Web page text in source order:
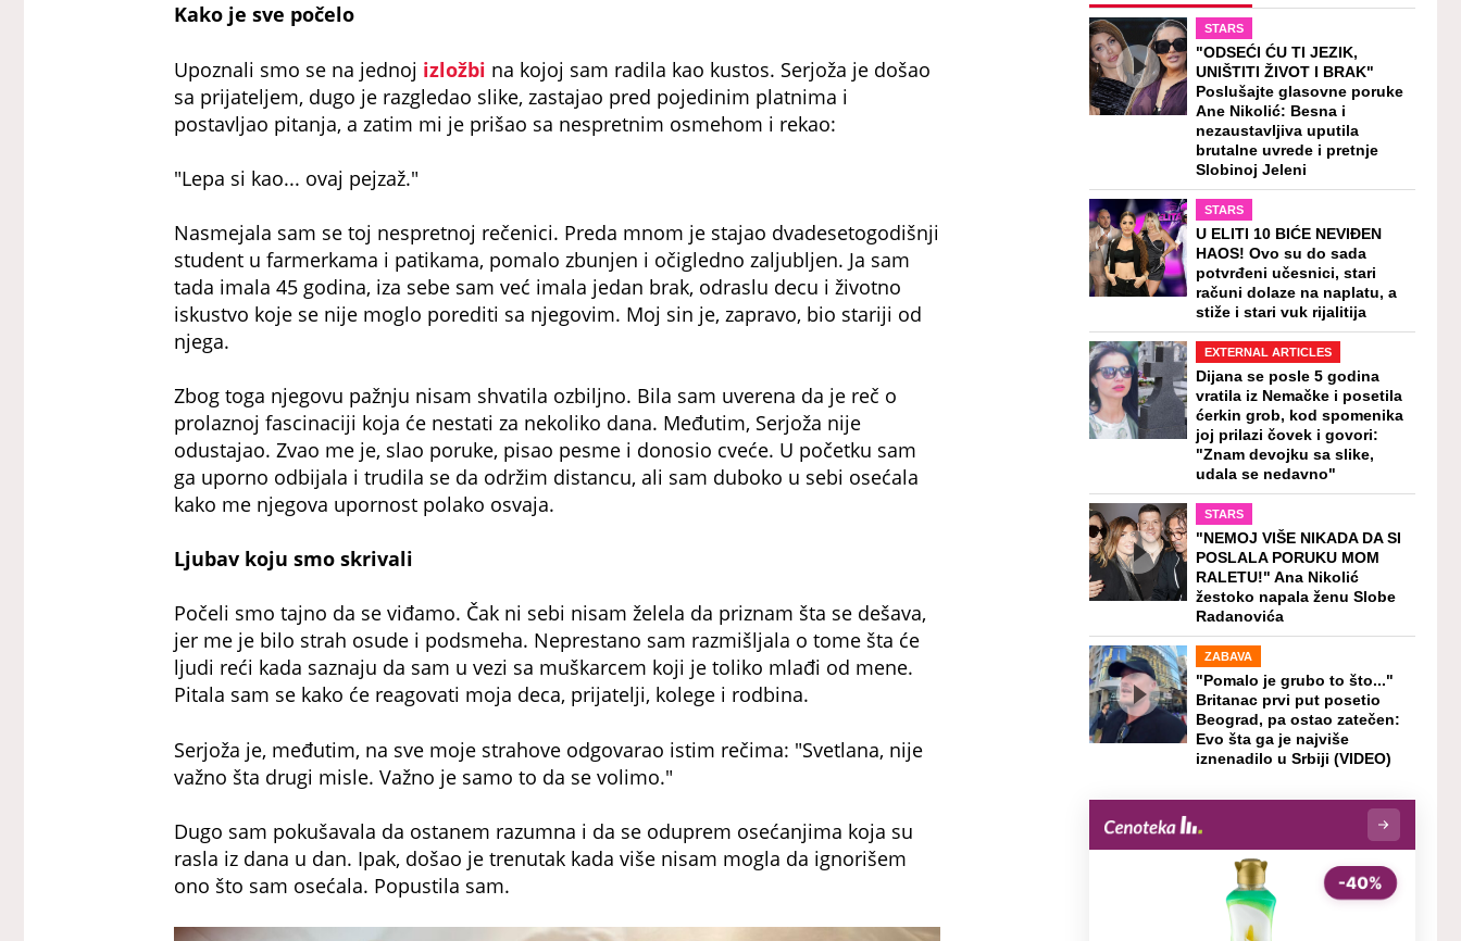
Kako je sve počelo
Upoznali smo se na jednoj izložbi na kojoj sam radila kao kustos. Serjoža je došao
sa prijateljem, dugo je razgledao slike, zastajao pred pojedinim platnima i
postavljao pitanja, a zatim mi je prišao sa nespretnim osmehom i rekao:
"Lepa si kao... ovaj pejzaž."
Nasmejala sam se toj nespretnoj rečenici. Preda mnom je stajao dvadesetogodišnji
student u farmerkama i patikama, pomalo zbunjen i očigledno zaljubljen. Ja sam
tada imala 45 godina, iza sebe sam već imala jedan brak, odraslu decu i životno
iskustvo koje se nije moglo porediti sa njegovim. Moj sin je, zapravo, bio stariji od
njega.
Zbog toga njegovu pažnju nisam shvatila ozbiljno. Bila sam uverena da je reč o
prolaznoj fascinaciji koja će nestati za nekoliko dana. Međutim, Serjoža nije
odustajao. Zvao me je, slao poruke, pisao pesme i donosio cveće. U početku sam
ga uporno odbijala i trudila se da održim distancu, ali sam duboko u sebi osećala
kako me njegova upornost polako osvaja.
Ljubav koju smo skrivali
Počeli smo tajno da se viđamo. Čak ni sebi nisam želela da priznam šta se dešava,
jer me je bilo strah osude i podsmeha. Neprestano sam razmišljala o tome šta će
ljudi reći kada saznaju da sam u vezi sa muškarcem koji je toliko mlađi od mene.
Pitala sam se kako će reagovati moja deca, prijatelji, kolege i rodbina.
Serjoža je, međutim, na sve moje strahove odgovarao istim rečima: "Svetlana, nije
važno šta drugi misle. Važno je samo to da se volimo."
Dugo sam pokušavala da ostanem razumna i da se oduprem osećanjima koja su
rasla iz dana u dan. Ipak, došao je trenutak kada više nisam mogla da ignorišem
ono što sam osećala. Popustila sam.
STARS
"ODSEĆI ĆU TI JEZIK,
UNIŠTITI ŽIVOT I BRAK"
Poslušajte glasovne poruke
Ane Nikolić: Besna i
nezaustavljiva uputila
brutalne uvrede i pretnje
Slobinoj Jeleni
STARS
U ELITI 10 BIĆE NEVIĐEN
HAOS! Ovo su do sada
potvrđeni učesnici, stari
računi dolaze na naplatu, a
stiže i stari vuk rijalitija
EXTERNAL ARTICLES
Dijana se posle 5 godina
vratila iz Nemačke i posetila
ćerkin grob, kod spomenika
joj prilazi čovek i govori:
"Znam devojku sa slike,
udala se nedavno"
STARS
"NEMOJ VIŠE NIKADA DA SI
POSLALA PORUKU MOM
RALETU!" Ana Nikolić
žestoko napala ženu Slobe
Radanovića
ZABAVA
"Pomalo je grubo to što..."
Britanac prvi put posetio
Beograd, pa ostao zatečen:
Evo šta ga je najviše
iznenadilo u Srbiji (VIDEO)